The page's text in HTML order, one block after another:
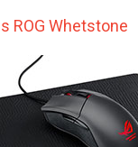
ROG Whetstone